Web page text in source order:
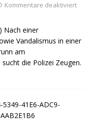
Kommentare deaktiviert
Nach einer
Vandalismus in einer
am
die Polizei Zeugen.